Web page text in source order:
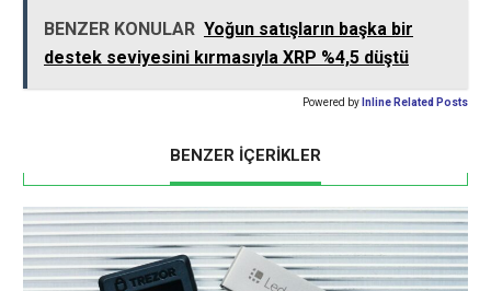
BENZER KONULAR Yoğun satışların başka bir
destek seviyesini kırmasıyla XRP %4,5 düştü
Powered by Inline Related Posts
BENZER İÇERİKLER